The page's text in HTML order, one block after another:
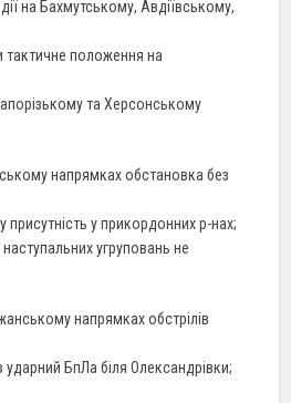
на Бахмутському, Авдіївському,
положення на
та Херсонському
напрямках обстановка без
присутність у прикордонних р-нах;
угруповань не
напрямках обстрілів
БпЛа біля Олександрівки;